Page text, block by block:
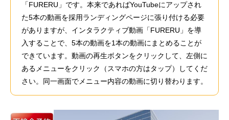
「FURERU」です。本来であればYouTubeにアップされ
た5本の動画を採用ランディングページに張り付ける必要
がありますが、インタラクティブ動画「FURERU」を導
入することで、5本の動画を1本の動画にまとめることが
できています。動画の再生ボタンをクリックして、左側に
あるメニューをクリック（スマホの方はタップ）してくだ
さい。同一画面でメニュー内容の動画に切り替わります。